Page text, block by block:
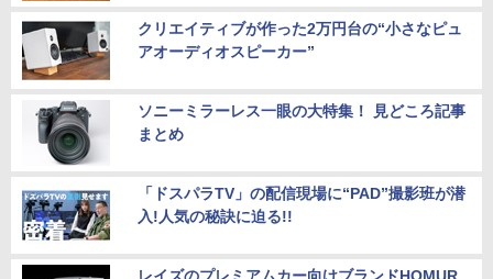
クリエイティブが作った2万円台の“小さなピュ
アオーディオスピーカー”
ソニーミラーレス一眼の大特集！ 見どころ記事
まとめ
「ドスパラTV」の配信現場に“PAD”撮影班が潜
入!人気の秘訣に迫る!!
レイズのプレミアムカー向けブランドHOMUR